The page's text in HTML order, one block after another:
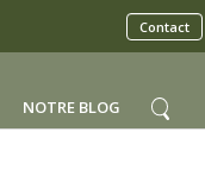
Contact
NOTRE BLOG